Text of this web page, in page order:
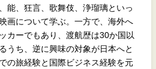
能、狂言、歌舞伎、浄瑠璃といっ
画について学ぶ。一方で、海外へ
カーでもあり、渡航歴は30か国以
うち、逆に興味の対象が日本へと
の旅経験と国際ビジネス経験を元